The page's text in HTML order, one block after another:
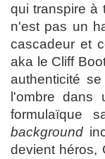
qui transpire à
n'est pas un
cascadeur et
aka le Cliff
authenticité
l'ombre dans
formulaïque
background
devient héros,